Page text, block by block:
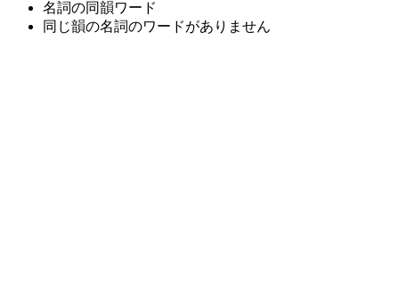
名詞の同韻ワード
同じ韻の名詞のワードがありません